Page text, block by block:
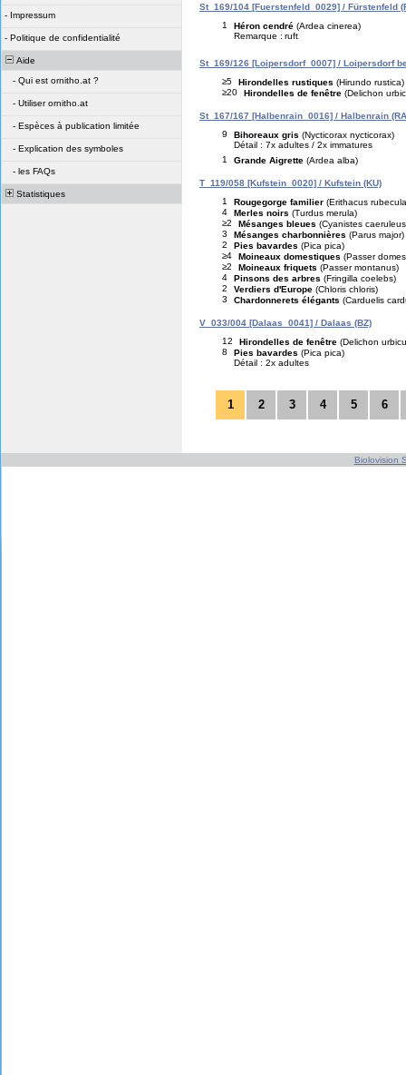
- Impressum
- Politique de confidentialité
Aide
- Qui est ornitho.at ?
- Utiliser ornitho.at
- Espèces à publication limitée
- Explication des symboles
- les FAQs
Statistiques
St_169/104 [Fuerstenfeld_0029] / Fürstenfeld
1
Héron cendré (Ardea cinerea)
Remarque : ruft
St_169/126 [Loipersdorf_0007] / Loipersdorf
≥5
Hirondelles rustiques (Hirundo rustica)
≥20
Hirondelles de fenêtre (Delichon
St_167/167 [Halbenrain_0016] / Halbenrain
9
Bihoreaux gris (Nycticorax nycticorax)
Détail : 7x adultes / 2x immatures
1
Grande Aigrette (Ardea alba)
T_119/058 [Kufstein_0020] / Kufstein (KU)
1
Rougegorge familier (Erithacus
4
Merles noirs (Turdus merula)
≥2
Mésanges bleues (Cyanistes
3
Mésanges charbonnières (Parus major)
2
Pies bavardes (Pica pica)
≥4
Moineaux domestiques (Passer
≥2
Moineaux friquets (Passer montanus)
4
Pinsons des arbres (Fringilla coelebs)
2
Verdiers d'Europe (Chloris chloris)
3
Chardonnerets élégants (Carduelis
V_033/004 [Dalaas_0041] / Dalaas (BZ)
12
Hirondelles de fenêtre (Delichon
8
Pies bavardes (Pica pica)
Détail : 2x adultes
1 2 3 4 5 6
Biolovision